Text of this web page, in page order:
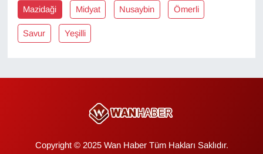
Mazidaği Midyat Nusaybin Ömerli
Savur Yeşilli
Copyright © 2025 Wan Haber Tüm Hakları Saklıdır.
Kültür & Sanat
MAGAZİN